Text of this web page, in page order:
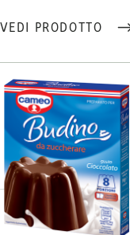
VEDI PRODOTTO